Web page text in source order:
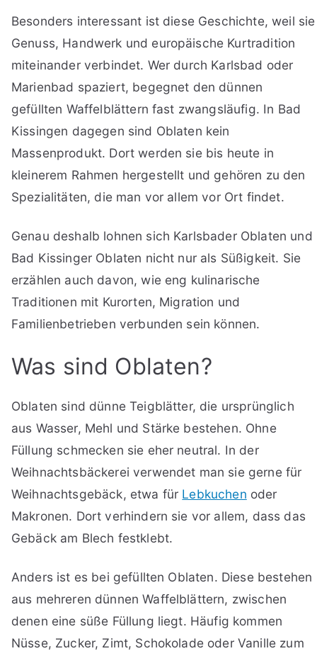
Besonders interessant ist diese Geschichte, weil sie
Genuss, Handwerk und europäische Kurtradition
miteinander verbindet. Wer durch Karlsbad oder
Marienbad spaziert, begegnet den dünnen
gefüllten Waffelblättern fast zwangsläufig. In Bad
Kissingen dagegen sind Oblaten kein
Massenprodukt. Dort werden sie bis heute in
kleinerem Rahmen hergestellt und gehören zu den
Spezialitäten, die man vor allem vor Ort findet.
Genau deshalb lohnen sich Karlsbader Oblaten und
Bad Kissinger Oblaten nicht nur als Süßigkeit. Sie
erzählen auch davon, wie eng kulinarische
Traditionen mit Kurorten, Migration und
Familienbetrieben verbunden sein können.
Was sind Oblaten?
Oblaten sind dünne Teigblätter, die ursprünglich
aus Wasser, Mehl und Stärke bestehen. Ohne
Füllung schmecken sie eher neutral. In der
Weihnachtsbäckerei verwendet man sie gerne für
Weihnachtsgebäck, etwa für Lebkuchen oder
Makronen. Dort verhindern sie vor allem, dass das
Gebäck am Blech festklebt.
Anders ist es bei gefüllten Oblaten. Diese bestehen
aus mehreren dünnen Waffelblättern, zwischen
denen eine süße Füllung liegt. Häufig kommen
Nüsse, Zucker, Zimt, Schokolade oder Vanille zum